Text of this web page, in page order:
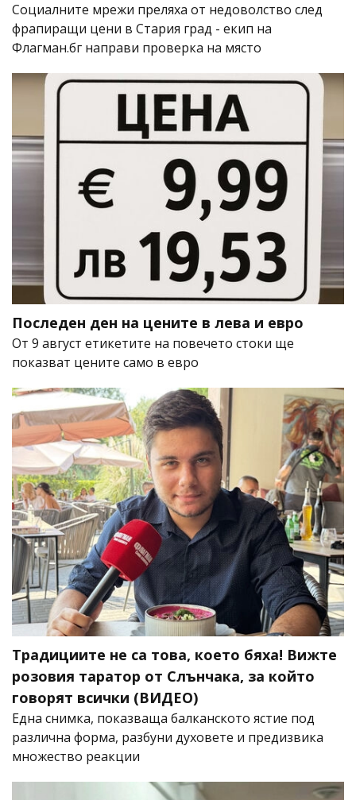
Социалните мрежи преляха от недоволство след
фрапиращи цени в Стария град - екип на
Флагман.бг направи проверка на място
Последен ден на цените в лева и евро
От 9 август етикетите на повечето стоки ще
показват цените само в евро
Традициите не са това, което бяха! Вижте
розовия таратор от Слънчака, за който
говорят всички (ВИДЕО)
Една снимка, показваща балканското ястие под
различна форма, разбуни духовете и предизвика
множество реакции